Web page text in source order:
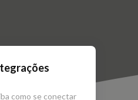
como se conectar